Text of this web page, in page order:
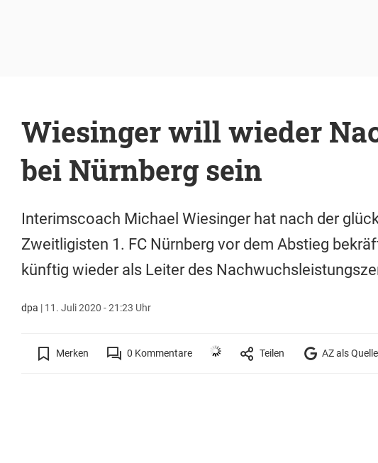
Wiesinger will wieder
bei Nürnberg sein
Interimscoach Michael Wiesinger hat nach der
Zweitligisten 1. FC Nürnberg vor dem Abstieg
künftig wieder als Leiter des
dpa | 11. Juli 2020 - 21:23 Uhr
Merken 0 Kommentare Teilen AZ als